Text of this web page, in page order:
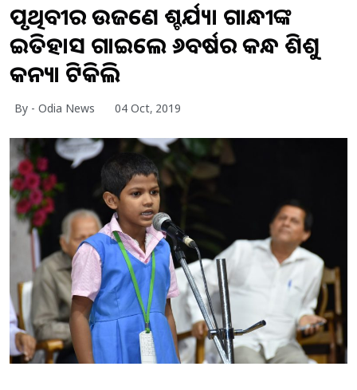
ପୃଥିବୀର ଆଉଜଣେ ଆଶ୍ଚର୍ଯ୍ୟ। ଗାନ୍ଧୀଙ୍କ
ଇତିହାସ ଗାଇଲେ ୬ବର୍ଷର କନ୍ଧ ଶିଶୁ
କନ୍ୟା ଟିକିଲି
By - Odia News 04 Oct, 2019